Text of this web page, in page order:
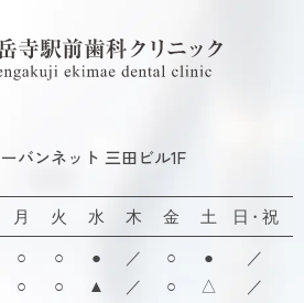
バンネット 三田ビル1F
月 火 水 木 金 土 日・祝
○ ○ ● ／ ○ ●
／
○ ○ ▲ ／ ○ △ ／